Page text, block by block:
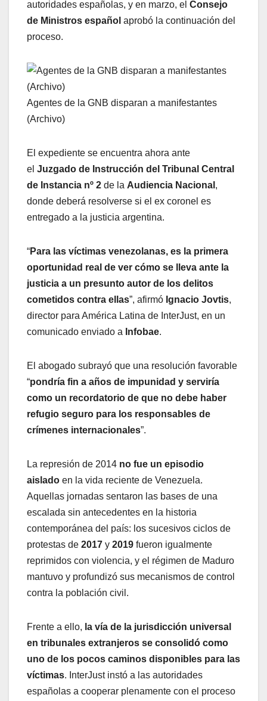
autoridades españolas, y en marzo, el Consejo
de Ministros español aprobó la continuación del
proceso.
Agentes de la GNB disparan a manifestantes
(Archivo)
El expediente se encuentra ahora ante
el Juzgado de Instrucción del Tribunal Central
de Instancia nº 2 de la Audiencia Nacional ,
donde deberá resolverse si el ex coronel es
entregado a la justicia argentina.
“Para las víctimas venezolanas, es la primera
oportunidad real de ver cómo se lleva ante la
justicia a un presunto autor de los delitos
cometidos contra ellas”, afirmó Ignacio Jovtis,
director para América Latina de InterJust, en un
comunicado enviado a Infobae.
El abogado subrayó que una resolución favorable
“pondría fin a años de impunidad y serviría
como un recordatorio de que no debe haber
refugio seguro para los responsables de
crímenes internacionales”.
La represión de 2014 no fue un episodio
aislado en la vida reciente de Venezuela.
Aquellas jornadas sentaron las bases de una
escalada sin antecedentes en la historia
contemporánea del país: los sucesivos ciclos de
protestas de 2017 y 2019 fueron igualmente
reprimidos con violencia, y el régimen de Maduro
mantuvo y profundizó sus mecanismos de control
contra la población civil.
Frente a ello, la vía de la jurisdicción universal
en tribunales extranjeros se consolidó como
uno de los pocos caminos disponibles para las
víctimas. InterJust instó a las autoridades
españolas a cooperar plenamente con el proceso